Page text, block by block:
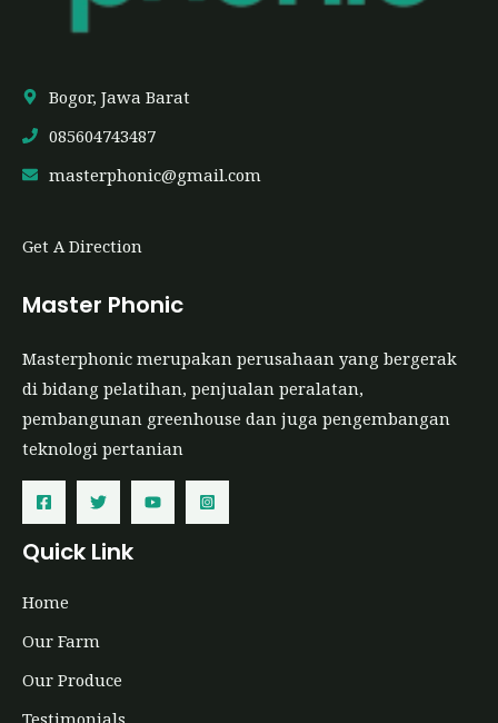
Bogor, Jawa Barat
085604743487
masterphonic@gmail.com
Get A Direction
Master Phonic
Masterphonic merupakan perusahaan yang bergerak
di bidang pelatihan, penjualan peralatan,
pembangunan greenhouse dan juga pengembangan
teknologi pertanian
Quick Link
Home
Our Farm
Our Produce